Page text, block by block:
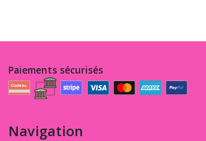
Paiements sécurisés
Navigation